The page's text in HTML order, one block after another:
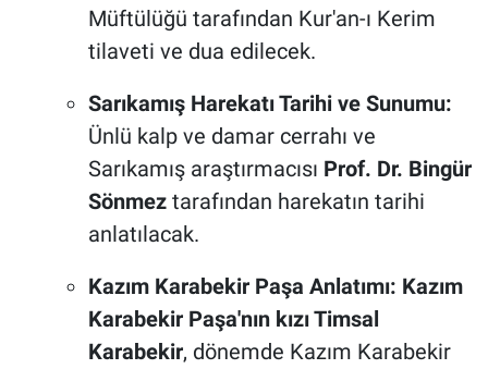
Müftülüğü tarafından Kur'an-ı Kerim
tilaveti ve dua edilecek.
Sarıkamış Harekatı Tarihi ve Sunumu:
Ünlü kalp ve damar cerrahı ve
Sarıkamış araştırmacısı Prof. Dr. Bingür
Sönmeztarafından harekatın tarihi
anlatılacak.
Kazım Karabekir Paşa Anlatımı: Kazım
Karabekir Paşa'nın kızı Timsal
Karabekir, dönemde Kazım Karabekir